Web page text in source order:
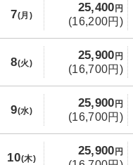
7(月)
25,400 円
(16,200円)
8(火)
25,900 円
(16,700円)
9(水)
25,900 円
(16,700円)
10(木)
25,900 円